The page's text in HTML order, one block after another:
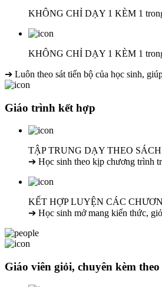
KHÔNG CHỈ DẠY 1 KÈM 1
KHÔNG CHỈ DẠY 1 KÈM 1
➔ Luôn theo sát tiến bộ của học sinh,
Giáo trình kết hợp
TẬP TRUNG DẠY THEO
➔ Học sinh theo kịp chương trình
KẾT HỢP LUYỆN CÁC
➔ Học sinh mở mang kiến thức,
Giáo viên giỏi, chuyên kèm